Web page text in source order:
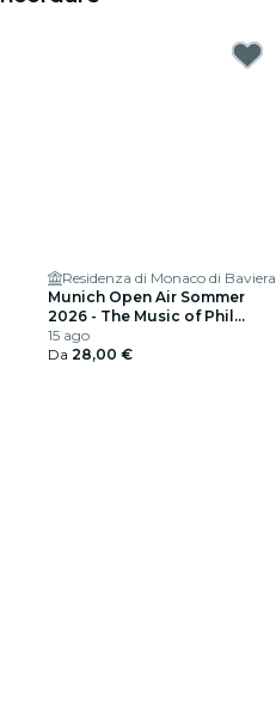
Residenza di Monaco di Baviera
Munich Open Air Sommer
2026 - The Music of Phil
Collins & Genesis
15 ago
Da 28,00 €